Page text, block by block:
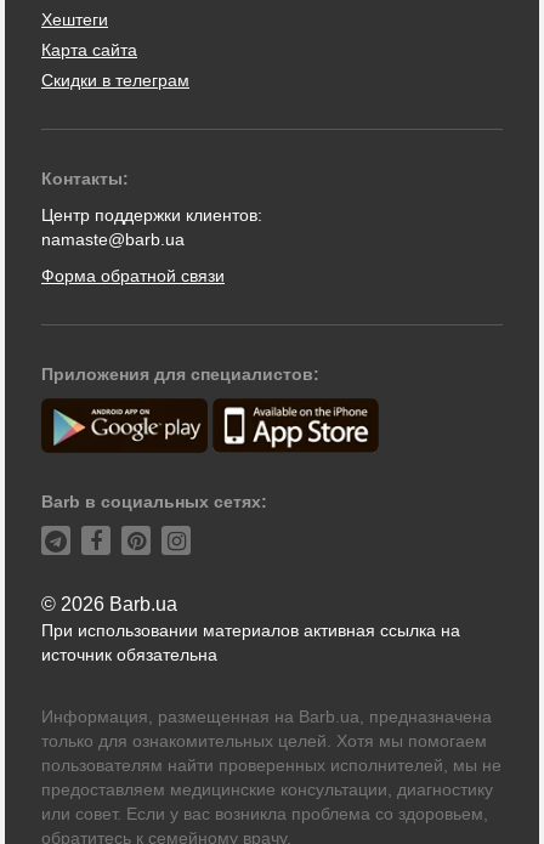
Хештеги
Карта сайта
Скидки в телеграм
Контакты:
Центр поддержки клиентов:
namaste@barb.ua
Форма обратной связи
Приложения для специалистов:
Barb в социальных сетях:
© 2026 Barb.ua
При использовании материалов активная ссылка на
источник обязательна
Информация, размещенная на Barb.ua, предназначена
только для ознакомительных целей. Хотя мы помогаем
пользователям найти проверенных исполнителей, мы не
предоставляем медицинские консультации, диагностику
или совет. Если у вас возникла проблема со здоровьем,
обратитесь к семейному врачу.